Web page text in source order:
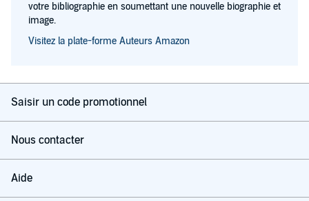
votre bibliographie en soumettant une nouvelle biographie et
image.
Visitez la plate-forme Auteurs Amazon
Saisir un code promotionnel
Nous contacter
Aide